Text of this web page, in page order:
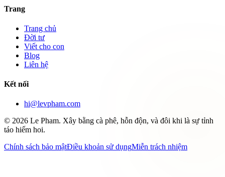
Trang
Trang chủ
Đời tư
Viết cho con
Blog
Liên hệ
Kết nối
hi@levpham.com
© 2026 Le Pham. Xây bằng cà phê, hỗn độn, và đôi khi là sự tỉnh
táo hiếm hoi.
Chính sách bảo mậtĐiều khoản sử dụngMiễn trách nhiệm